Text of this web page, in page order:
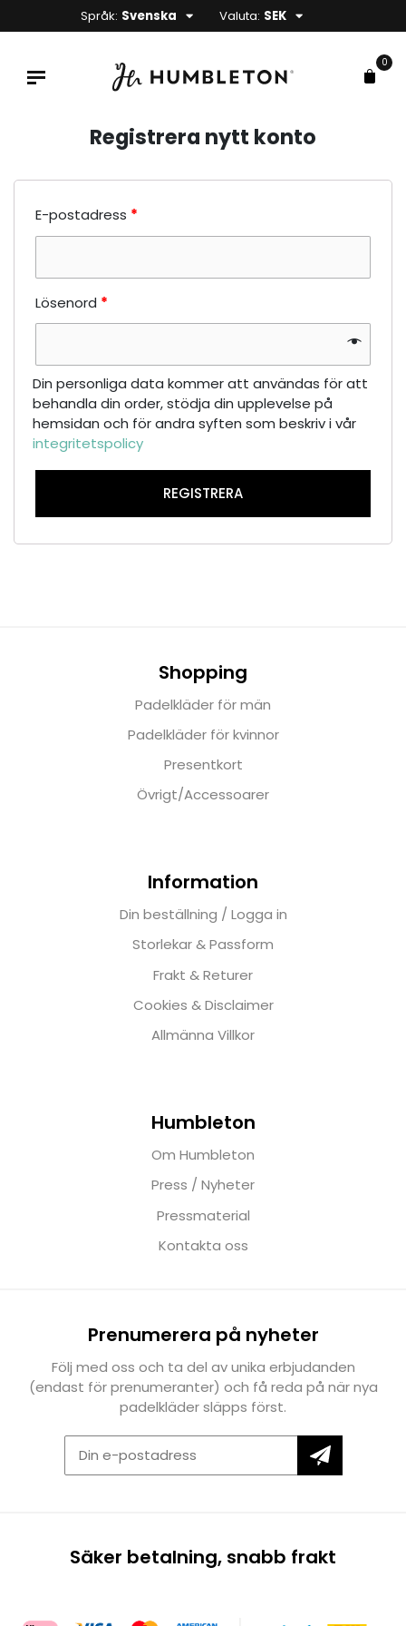
Språk: Svenska Valuta: SEK
0
Registrera nytt konto
E-postadress *
Lösenord *
Din personliga data kommer att användas för att
behandla din order, stödja din upplevelse på
hemsidan och för andra syften som beskriv i vår
integritetspolicy
REGISTRERA
Shopping
Padelkläder för män
Padelkläder för kvinnor
Presentkort
Övrigt/Accessoarer
Information
Din beställning / Logga in
Storlekar & Passform
Frakt & Returer
Cookies & Disclaimer
Allmänna Villkor
Humbleton
Om Humbleton
Press / Nyheter
Pressmaterial
Kontakta oss
Prenumerera på nyheter
Följ med oss och ta del av unika erbjudanden
(endast för prenumeranter) och få reda på när nya
padelkläder släpps först.
Säker betalning, snabb frakt